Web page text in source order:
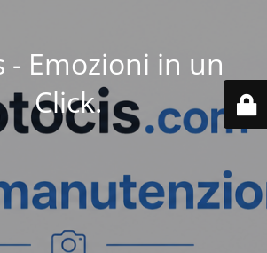
- Emozioni in un
Click.